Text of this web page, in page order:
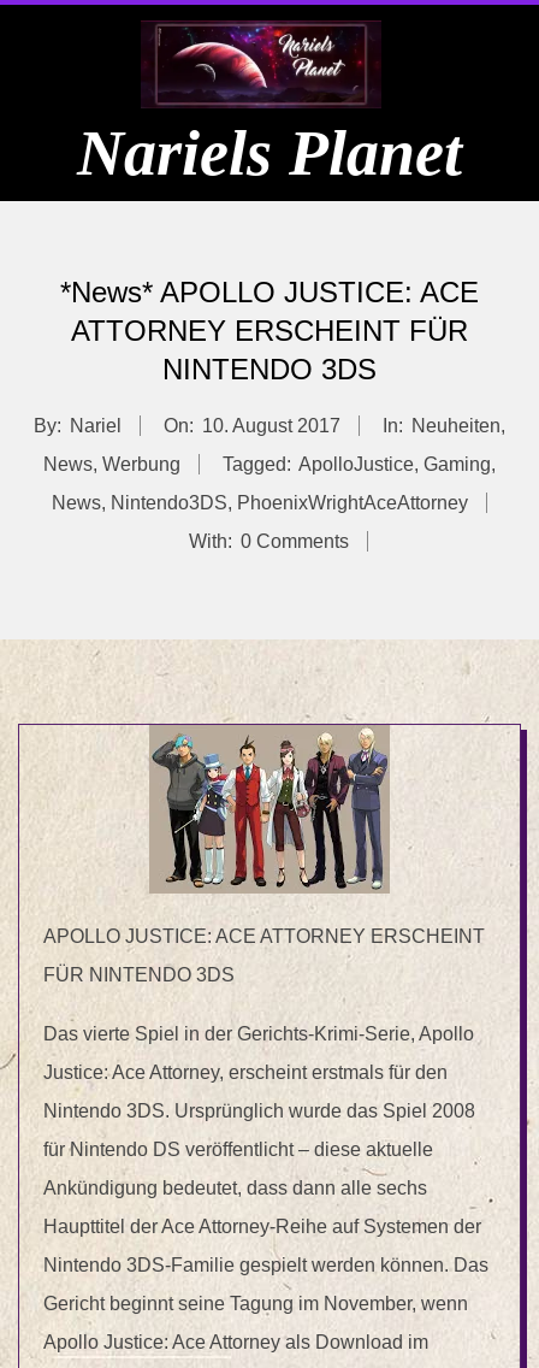
Nariels Planet
Menu*News* APOLLO JUSTICE: ACE
ATTORNEY ERSCHEINT FÜR
NINTENDO 3DS
By: Nariel On: 10. August 2017 In: Neuheiten,
News, Werbung Tagged: ApolloJustice, Gaming,
News, Nintendo3DS, PhoenixWrightAceAttorney
With: 0 Comments
APOLLO JUSTICE: ACE ATTORNEY ERSCHEINT
FÜR NINTENDO 3DS
Das vierte Spiel in der Gerichts-Krimi-Serie, Apollo
Justice: Ace Attorney, erscheint erstmals für den
Nintendo 3DS. Ursprünglich wurde das Spiel 2008
für Nintendo DS veröffentlicht – diese aktuelle
Ankündigung bedeutet, dass dann alle sechs
Haupttitel der Ace Attorney-Reihe auf Systemen der
Nintendo 3DS-Familie gespielt werden können. Das
Gericht beginnt seine Tagung im November, wenn
Apollo Justice: Ace Attorney als Download im